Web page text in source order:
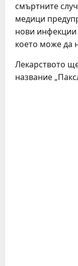
смъртните
медици
нови
което може да
Лекарството
название